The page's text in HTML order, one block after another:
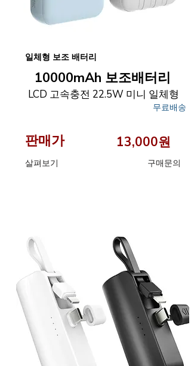
일체형 보조 배터리
10000mAh 보조배터리
LCD 고속충전 22.5W 미니 일체형
무료배송
판매가 13,000원
​살펴보기 구매문의